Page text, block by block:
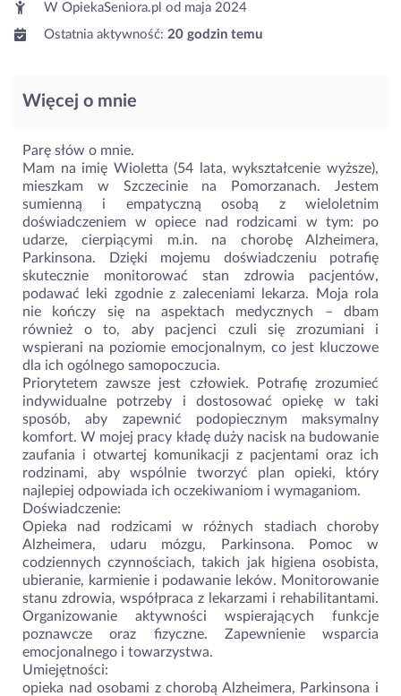
W OpiekaSeniora.pl od maja 2024
Ostatnia aktywność: 20 godzin temu
Więcej o mnie
Parę słów o mnie.
Mam na imię Wioletta (54 lata, wykształcenie wyższe),
mieszkam w Szczecinie na Pomorzanach. Jestem
sumienną i empatyczną osobą z wieloletnim
doświadczeniem w opiece nad rodzicami w tym: po
udarze, cierpiącymi m.in. na chorobę Alzheimera,
Parkinsona. Dzięki mojemu doświadczeniu potrafię
skutecznie monitorować stan zdrowia pacjentów,
podawać leki zgodnie z zaleceniami lekarza. Moja rola
nie kończy się na aspektach medycznych – dbam
również o to, aby pacjenci czuli się zrozumiani i
wspierani na poziomie emocjonalnym, co jest kluczowe
dla ich ogólnego samopoczucia.
Priorytetem zawsze jest człowiek. Potrafię zrozumieć
indywidualne potrzeby i dostosować opiekę w taki
sposób, aby zapewnić podopiecznym maksymalny
komfort. W mojej pracy kładę duży nacisk na budowanie
zaufania i otwartej komunikacji z pacjentami oraz ich
rodzinami, aby wspólnie tworzyć plan opieki, który
najlepiej odpowiada ich oczekiwaniom i wymaganiom.
Doświadczenie:
Opieka nad rodzicami w różnych stadiach choroby
Alzheimera, udaru mózgu, Parkinsona. Pomoc w
codziennych czynnościach, takich jak higiena osobista,
ubieranie, karmienie i podawanie leków. Monitorowanie
stanu zdrowia, współpraca z lekarzami i rehabilitantami.
Organizowanie aktywności wspierających funkcje
poznawcze oraz fizyczne. Zapewnienie wsparcia
emocjonalnego i towarzystwa.
Umiejętności:
opieka nad osobami z chorobą Alzheimera, Parkinsona i